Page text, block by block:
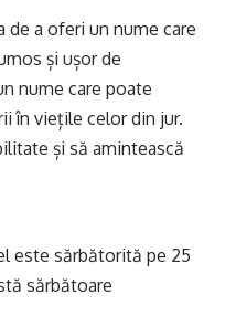
a oferi un nume care
și ușor de
nume care poate
în viețile celor din jur.
și să amintească
este sărbătorită pe 25
sărbătoare